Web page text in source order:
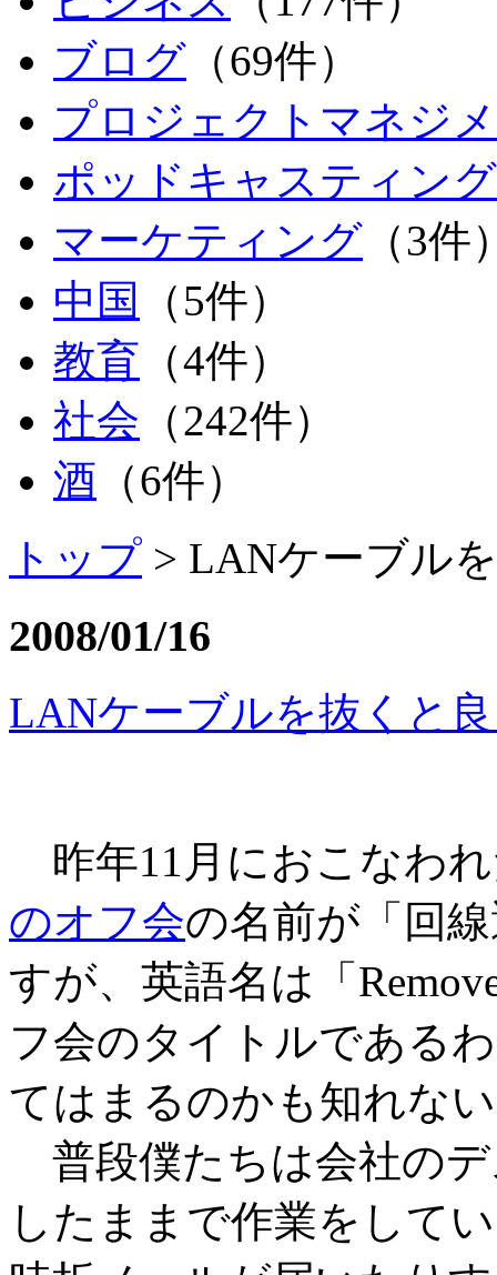
ブログ （69件）
プロジェクトマネジ
ポッドキャスティング
マーケティング （3件
中国
（5件）
教育 （4件）
社会 （242件）
酒 （6件）
トップ > LANケーブル
2008/01/16
LANケーブルを抜くと
昨年11月におこなわ
のオフ会の名前が「回
すが、英語名は「
フ会のタイトルである
てはまるのかも知れな
普段僕たちは会社の
したままで作業をして